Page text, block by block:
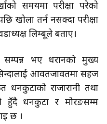
समयमा परीक्षा परेको
खोला तर्न नसक्दा परीक्षा
लिम्बूले बताए।
भए धरानको मुख्य
आवतजावतमा सहज
धनकुटाको राजारानी तथा
हुँदै धनकुटा र मोरङसम्म
छ ।